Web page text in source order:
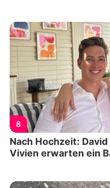
8
Nach Hochzeit:
Vivien erwarten ein